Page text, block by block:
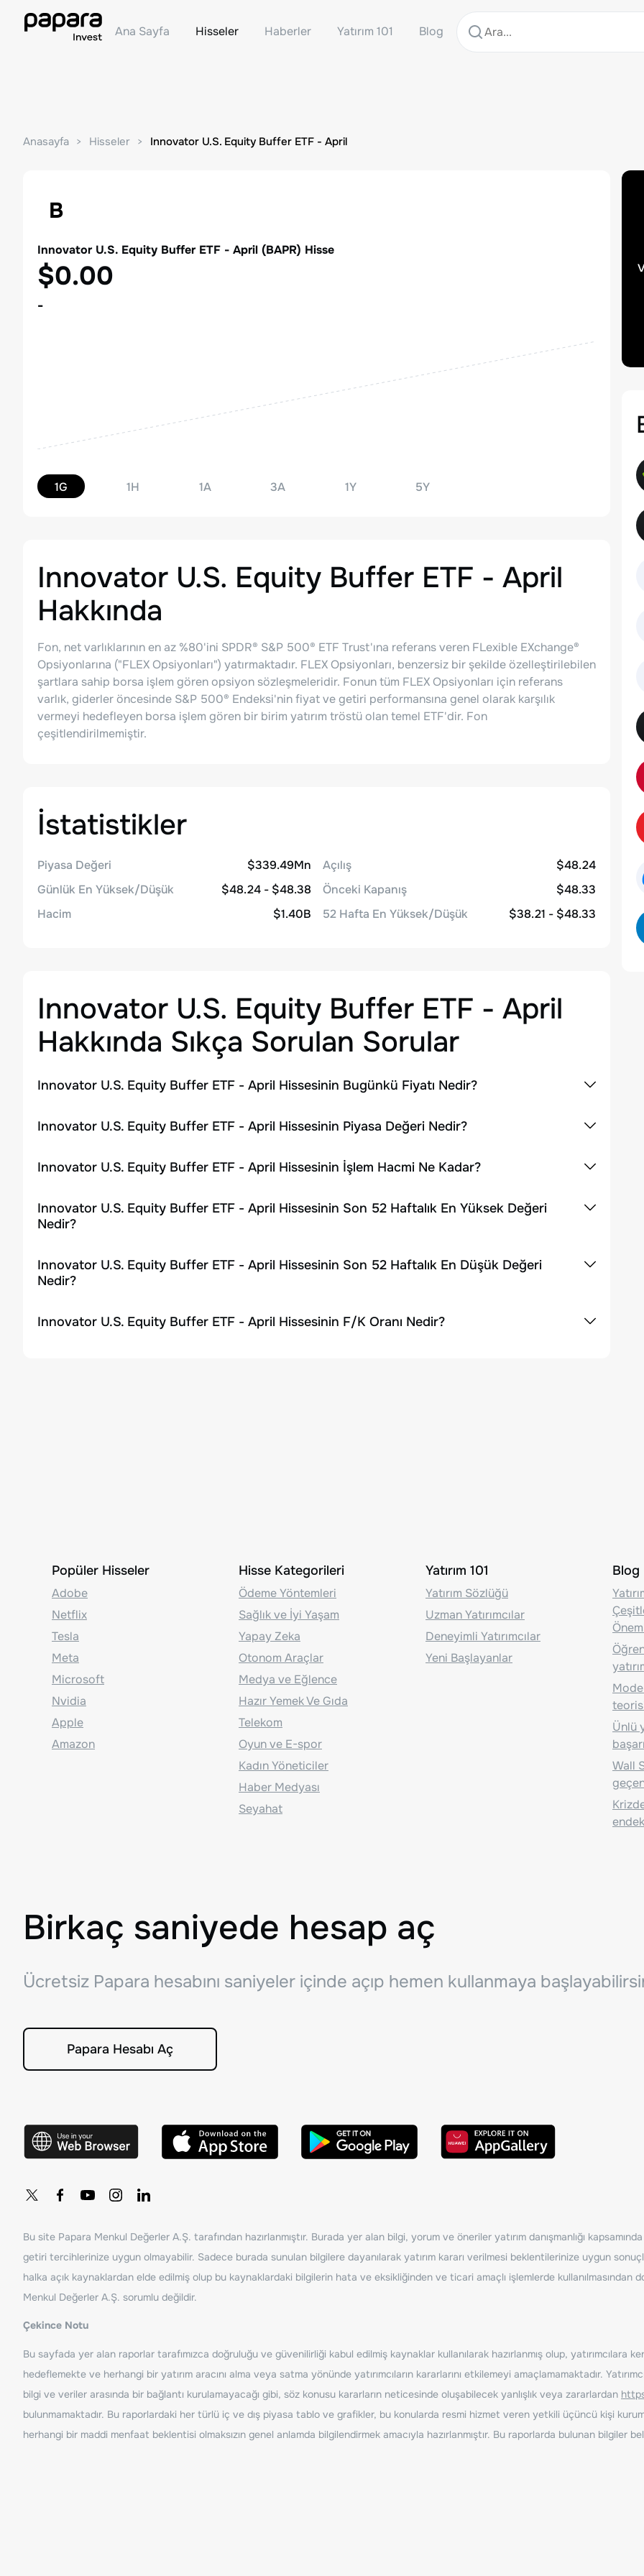
Ana Sayfa Hisseler Haberler Yatırım 101 Blog
Anasayfa Hisseler Innovator U.S. Equity Buffer ETF - April
B
Innovator U.S. Equity Buffer ETF - April (BAPR) Hisse
$0.00
-
1G 1H 1A 3A 1Y 5Y
Innovator U.S. Equity Buffer ETF - April
Hakkında
Fon, net varlıklarının en az %80'ini SPDR® S&P 500® ETF Trust'ına referans veren FLexible EXchange®
Opsiyonlarına ("FLEX Opsiyonları") yatırmaktadır. FLEX Opsiyonları, benzersiz bir şekilde özelleştirilebilen
şartlara sahip borsa işlem gören opsiyon sözleşmeleridir. Fonun tüm FLEX Opsiyonları için referans
varlık, giderler öncesinde S&P 500® Endeksi'nin fiyat ve getiri performansına genel olarak karşılık
vermeyi hedefleyen borsa işlem gören bir birim yatırım tröstü olan temel ETF'dir. Fon
çeşitlendirilmemiştir.
İstatistikler
Piyasa Değeri
$339.49Mn
Günlük En Yüksek/Düşük
$48.24 - $48.38
Hacim
$1.40B
Açılış
$48.24
Önceki Kapanış
$48.33
52 Hafta En Yüksek/Düşük
$38.21 - $48.33
Innovator U.S. Equity Buffer ETF - April
Hakkında Sıkça Sorulan Sorular
Innovator U.S. Equity Buffer ETF - April Hissesinin Bugünkü Fiyatı Nedir?
Innovator U.S. Equity Buffer ETF - April Hissesinin Piyasa Değeri Nedir?
Innovator U.S. Equity Buffer ETF - April Hissesinin İşlem Hacmi Ne Kadar?
Innovator U.S. Equity Buffer ETF - April Hissesinin Son 52 Haftalık En Yüksek Değeri
Nedir?
Innovator U.S. Equity Buffer ETF - April Hissesinin Son 52 Haftalık En Düşük Değeri
Nedir?
Innovator U.S. Equity Buffer ETF - April Hissesinin F/K Oranı Nedir?
Popüler Hisseler
Adobe
Netflix
Tesla
Meta
Microsoft
Nvidia
Apple
Amazon
Hisse Kategorileri
Ödeme Yöntemleri
Sağlık ve İyi Yaşam
Yapay Zeka
Otonom Araçlar
Medya ve Eğlence
Hazır Yemek Ve Gıda
Telekom
Oyun ve E-spor
Kadın Yöneticiler
Haber Medyası
Seyahat
Yatırım 101
Yatırım Sözlüğü
Uzman Yatırımcılar
Deneyimli Yatırımcılar
Yeni Başlayanlar
Blog
Ünlü
Wall
Birkaç saniyede hesap aç
Ücretsiz Papara hesabını saniyeler içinde açıp hemen kullanmaya
Papara Hesabı Aç
Bu site Papara Menkul Değerler A.Ş. tarafından hazırlanmıştır. Burada yer alan bilgi, yorum ve öneriler yatırım danışmanlığı
getiri tercihlerinize uygun olmayabilir. Sadece burada sunulan bilgilere dayanılarak yatırım kararı verilmesi beklentilerinize uygun
halka açık kaynaklardan elde edilmiş olup bu kaynaklardaki bilgilerin hata ve eksikliğinden ve ticari amaçlı işlemlerde
Menkul Değerler A.Ş. sorumlu değildir.
Çekince Notu
Bu sayfada yer alan raporlar tarafımızca doğruluğu ve güvenilirliği kabul edilmiş kaynaklar kullanılarak hazırlanmış olup, yatırımcılara
hedeflemekte ve herhangi bir yatırım aracını alma veya satma yönünde yatırımcıların kararlarını etkilemeyi amaçlamamaktadır.
bilgi ve veriler arasında bir bağlantı kurulamayacağı gibi, söz konusu kararların neticesinde oluşabilecek yanlışlık veya zararlardan
bulunmamaktadır. Bu raporlardaki her türlü iç ve dış piyasa tablo ve grafikler, bu konularda resmi hizmet veren yetkili üçüncü kişi
herhangi bir maddi menfaat beklentisi olmaksızın genel anlamda bilgilendirmek amacıyla hazırlanmıştır. Bu raporlarda bulunan bilgiler